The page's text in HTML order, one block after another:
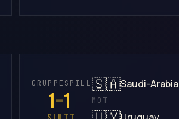
GRUPPESPILL
1–1
🇸🇦Saudi-Arabia
MOT